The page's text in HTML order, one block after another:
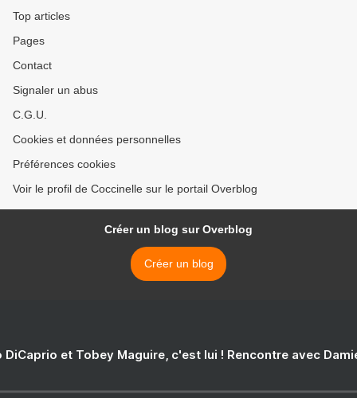
Top articles
Pages
Contact
Signaler un abus
C.G.U.
Cookies et données personnelles
Préférences cookies
Voir le profil de Coccinelle sur le portail Overblog
Créer un blog sur Overblog
Créer un blog
DiCaprio et Tobey Maguire, c'est lui ! Rencontre avec